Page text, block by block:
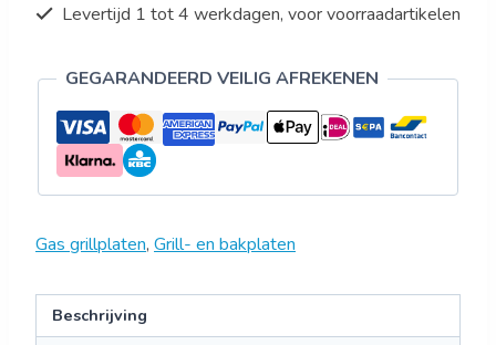
Levertijd 1 tot 4 werkdagen, voor voorraadartikelen
GEGARANDEERD VEILIG AFREKENEN
Gas grillplaten, Grill- en bakplaten
Beschrijving